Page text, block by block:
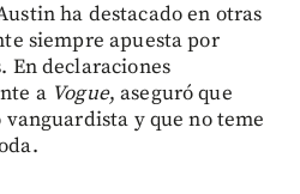
ha destacado en otras
siempre apuesta por
En declaraciones
a Vogue, aseguró que
y que no teme